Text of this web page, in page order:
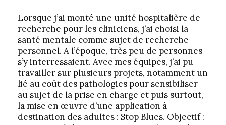
Lorsque j’ai monté une unité hospitalière de
recherche pour les cliniciens, j’ai choisi la
santé mentale comme sujet de recherche
personnel. A l’époque, très peu de personnes
s’y interressaient. Avec mes équipes, j’ai pu
travailler sur plusieurs projets, notamment un
lié au coût des pathologies pour sensibiliser
au sujet de la prise en charge et puis surtout,
la mise en œuvre d’une application à
destination des adultes : Stop Blues. Objectif :